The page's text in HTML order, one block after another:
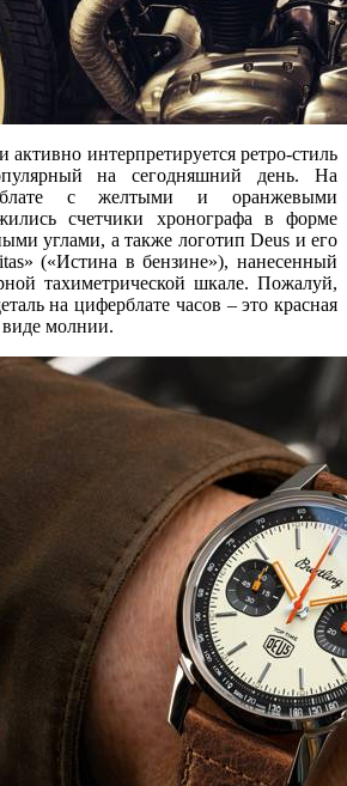
интерпретируется ретро-стиль
на сегодняшний день. На
с желтыми и оранжевыми
счетчики хронографа в форме
углами, а также логотип Deus и его
(«Истина в бензине»), нанесенный
тахиметрической шкале. Пожалуй,
на циферблате часов – это красная
виде молнии.